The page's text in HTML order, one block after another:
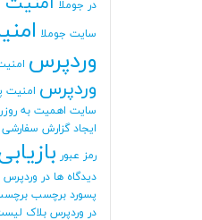
در جوملا
سایت جوملا
وردپرس
وردپرس امنیت
سایت اهمیت به
ایجاد گزارش سفارشی
رمز عبور
دیدگاه ها در وردپرس
پسورد برچسب
در وردپرس بلاک